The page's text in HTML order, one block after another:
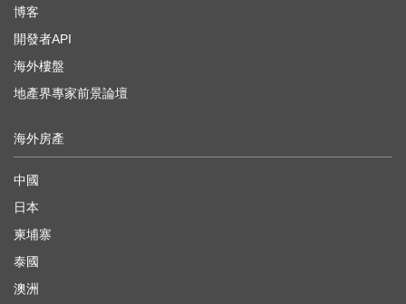
博客
開發者API
海外樓盤
地產界專家前景論壇
海外房產
中國
日本
柬埔寨
泰國
澳洲